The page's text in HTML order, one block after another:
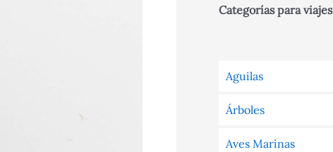
Categorías para viajes
Aguilas
Árboles
Aves Marinas